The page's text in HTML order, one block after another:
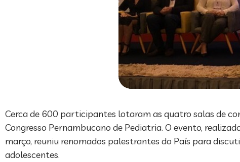
Cerca de 600 participantes lotaram as quatro salas de
Congresso Pernambucano de Pediatria. O evento,
março, reuniu renomados palestrantes do País para
adolescentes.